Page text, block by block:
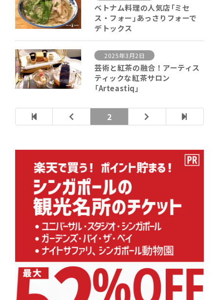
ベトナム料理の人気店「ミセ
ス・フォー」あっさりフォーで
デトックス
2025年3月2日
芸術と紅茶の融合！アーティス
ティックな紅茶サロン
「Arteastiq」
2